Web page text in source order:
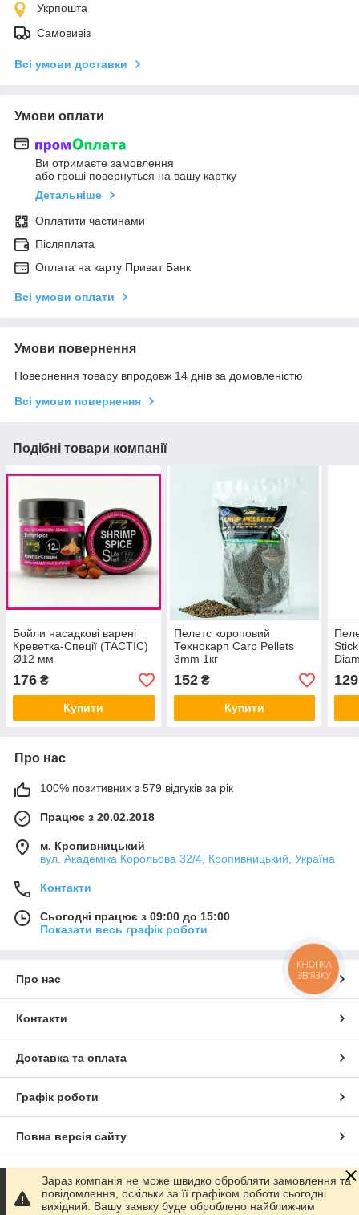
Укрпошта
Самовивіз
Всі умови доставки
Умови оплати
Ви отримаєте замовлення
або гроші повернуться на вашу картку
Детальніше
Оплатити частинами
Післяплата
Оплата на карту Приват Банк
Всі умови оплати
Умови повернення
Повернення товару впродовж 14 днів за домовленістю
Всі умови повернення
Подібні товари компанії
Бойли насадкові варені
Креветка-Спеції (TACTIC)
Ø12 мм
176 ₴
Купити
Пелетс короповий
Технокарп Carp Pellets
3mm 1кг
152₴
Купити
Про нас
100% позитивних з 579 відгуків за рік
Працює з 20.02.2018
м. Кропивницький
вул. Академіка Корольова 32/4, Кропивницький, Україна
Контакти
Сьогодні працює з 09:00 до 15:00
Показати весь графік роботи
Про нас
Контакти
Доставка та оплата
Графік роботи
Повна версія сайту
Сайт створено на маркетплейсі Prom.ua
Зараз компанія не може швидко обробляти замовлення та
повідомлення, оскільки за її графіком роботи сьогодні
вихідний. Вашу заявку буде оброблено найближчим
КНОПКА
ЗВ'ЯЗКУ